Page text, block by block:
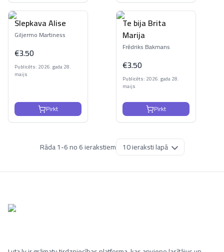
Slepkava Alise
Giljermo Martiness
€3.50
Publicēts: 2026. gada 28.
maijs
Pirkt
Te bija Brita
Marija
Frēdriks Bakmans
€3.50
Publicēts: 2026. gada 28.
maijs
Pirkt
Rāda1-6no6ierakstiem